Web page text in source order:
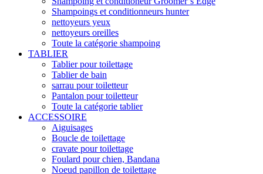
Shampoings et conditionneurs hunter
nettoyeurs yeux
nettoyeurs oreilles
Toute la catégorie shampoing
TABLIER
Tablier pour toilettage
Tablier de bain
sarrau pour toiletteur
Pantalon pour toiletteur
Toute la catégorie tablier
ACCESSOIRE
Aiguisages
Boucle de toilettage
cravate pour toilettage
Foulard pour chien, Bandana
Noeud papillon de toilettage